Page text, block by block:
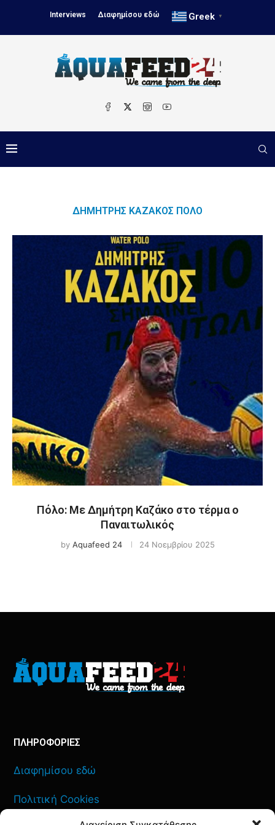
Interviews Διαφημίσου εδώ Greek ▼
ΔΗΜΉΤΡΗΣ ΚΑΖΆΚΟΣ ΠΟΛΟ
Πόλο: Με Δημήτρη Καζάκο στο τέρμα ο
Παναιτωλικός
by Aquafeed 24 24 Νοεμβρίου 2025
ΠΛΗΡΟΦΟΡΙΕΣ
Διαφημίσου εδώ
Πολιτική Cookies